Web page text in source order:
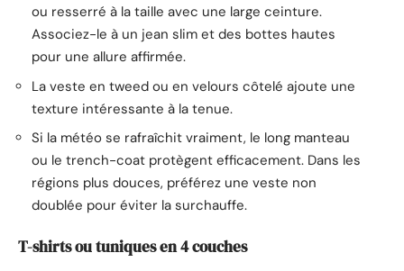
ou resserré à la taille avec une large ceinture.
Associez-le à un jean slim et des bottes hautes
pour une allure affirmée.
La veste en tweed ou en velours côtelé ajoute une
texture intéressante à la tenue.
Si la météo se rafraîchit vraiment, le long manteau
ou le trench-coat protègent efficacement. Dans les
régions plus douces, préférez une veste non
doublée pour éviter la surchauffe.
T-shirts ou tuniques en 4 couches